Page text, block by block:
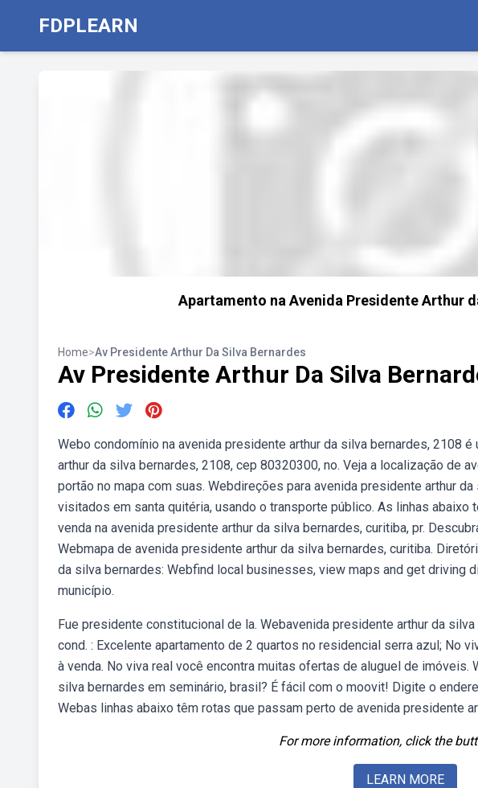
FDPLEARN
Apartamento na Avenida Presidente Arthur
Home>Av Presidente Arthur Da Silva Bernardes
Av Presidente Arthur Da Silva
Webo condomínio na avenida presidente arthur da silva bernardes, 2108
arthur da silva bernardes, 2108, cep 80320300, no. Veja a localização de
portão no mapa com suas. Webdireções para avenida presidente arthur
visitados em santa quitéria, usando o transporte público. As linhas abaixo
venda na avenida presidente arthur da silva bernardes, curitiba, pr.
Webmapa de avenida presidente arthur da silva bernardes, curitiba.
da silva bernardes: Webfind local businesses, view maps and get driving
município.
Fue presidente constitucional de la. Webavenida presidente arthur da
cond. : Excelente apartamento de 2 quartos no residencial serra azul; No
à venda. No viva real você encontra muitas ofertas de aluguel de imóveis.
silva bernardes em seminário, brasil? É fácil com o moovit! Digite o
Webas linhas abaixo têm rotas que passam perto de avenida presidente
For more information, click the
LEARN MORE